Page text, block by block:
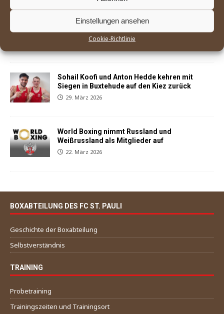
Einstellungen ansehen
Cookie-Richtlinie
England Boxing betrachtet Mitgliedsverband
»East Midland« als gescheitert
25. April 2026
Sohail Koofi und Anton Hedde kehren mit
Siegen in Buxtehude auf den Kiez zurück
29. März 2026
World Boxing nimmt Russland und
Weißrussland als Mitglieder auf
22. März 2026
BOXABTEILUNG DES FC ST. PAULI
Geschichte der Boxabteilung
Selbstverständnis
TRAINING
Probetraining
Trainingszeiten und Trainingsort